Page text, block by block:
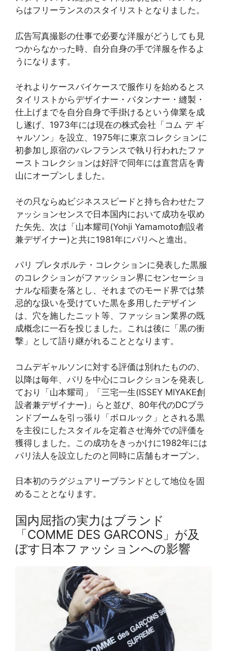
らはフリーランスのスタイリストとなりました。
広告写真撮影の仕事で必要な洋服がどうしても見
つからなかった時、自分自身の手で洋服を作るよ
うになります。
それよりケースバイケースで服作りを始めるとス
タイリストからデザイナー・パタンナー・縫製・
仕上げまでを自分自身で手掛けるという偉業を成
し遂げ、1973年には現在の株式会社「コム デ ギ
ャルソン」を設立、1975年に東京コレクションに
初参加し原宿のパレフランスで執り行われたファ
ーストコレクションは好評で同年には直営店を青
山にオープンしました。
その只ならぬビジネススピードと持ち合わせたフ
ァッションセンスで日本国内において成功を収め
た矢先、次は「山本耀司(Yohji Yamamoto創設者
兼デザイナー)と共に1981年にパリへと進出。
パリ プレタポルテ・コレクションに発表した黒服
のコレクションがファッション界にセンセーショ
ナルな稲妻を落とし、それまでのモード界では禁
忌的な扱いを受けていた黒を多用したデザイン
は、穴を施したニット等、ファッション業界の既
成概念に一石を投じました。これは後に「黒の衝
撃」として語り継がれることとなります。
コムデギャルソンに対する評価は別れたものの、
以降は毎年、パリを中心にコレクションを発表し
ており「山本耀司」「三宅一生(ISSEY MIYAKE創
設者兼デザイナー)」らと並び、80年代のDCブラ
ンドブームを引っ張り「ボロルック」とされる黒
を主役にしたスタイルを定着させ海外での評価を
獲得しました。この成功をきっかけに1982年には
パリ法人を設立したのと同時に店舗もオープン。
日本初のラグジュアリーブランドとして地位を固
めることとなります。
国内屈指の実力はブランド
「COMME DES GARCONS」が及
ぼす日本ファッションへの影響